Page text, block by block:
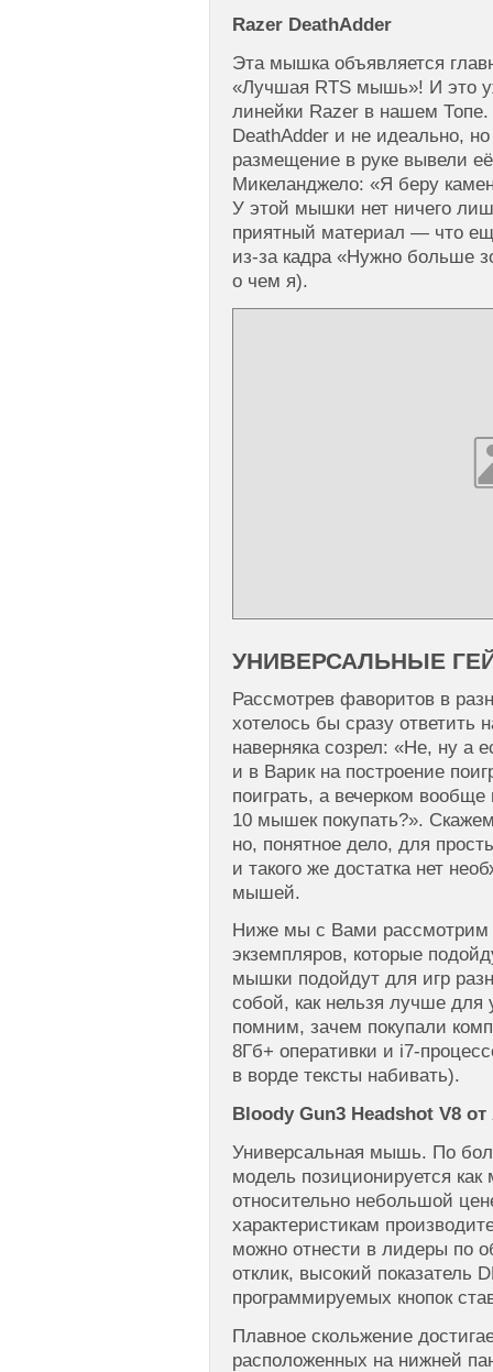
Razer DeathAdder
Эта мышка объявляется
«Лучшая RTS мышь»! И это
линейки Razer в нашем
DeathAdder и не идеально,
размещение в руке вывели
Микеланджело: «Я беру
У этой мышки нет ничего
приятный материал — что
из-за кадра «Нужно больше
о чем я).
УНИВЕРСАЛЬНЫЕ
Рассмотрев фаворитов в
хотелось бы сразу ответить
наверняка созрел: «Не, ну а
и в Варик на построение
поиграть, а вечерком
10 мышек покупать?».
но, понятное дело, для
и такого же достатка нет
мышей.
Ниже мы с Вами рассмотрим
экземпляров, которые
мышки подойдут для игр
собой, как нельзя лучше
помним, зачем покупали
8Гб+ оперативки и i7-
в ворде тексты набивать).
Bloody Gun3 Headshot V8 от
Универсальная мышь. По
модель позиционируется
относительно небольшой
характеристикам
можно отнести в лидеры по
отклик, высокий показатель
программируемых кнопок
Плавное скольжение
расположенных на нижней